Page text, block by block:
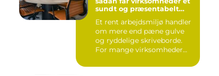
sundt og præsentabelt
Et rent arbejdsmiljø handler
om mere end pæne gulve
og ryddelige skriveborde.
For mange virksomheder...